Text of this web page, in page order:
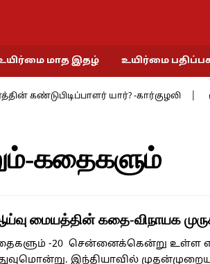
மாத இதழ் உயிர்மை
யார்? -கார்குழலி மூவாத
கதைகளும்
மையத்தின் கதை-விநாயக
-20 சென்னைக்கென்று
இந்தியாவில்